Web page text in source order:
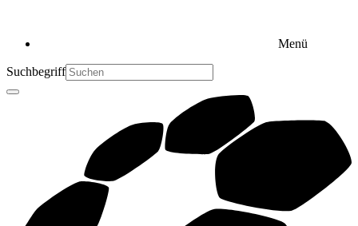
Menü
Suchbegriff